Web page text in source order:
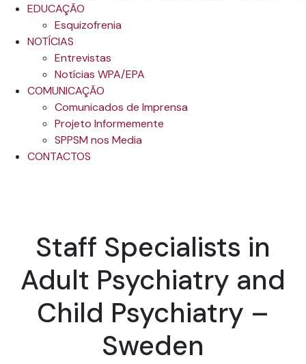
EDUCAÇÃO
Esquizofrenia
NOTÍCIAS
Entrevistas
Notícias WPA/EPA
COMUNICAÇÃO
Comunicados de Imprensa
Projeto Informemente
SPPSM nos Media
CONTACTOS
Staff Specialists in
Adult Psychiatry and
Child Psychiatry –
Sweden